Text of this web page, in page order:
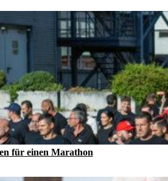
für einen Marathon